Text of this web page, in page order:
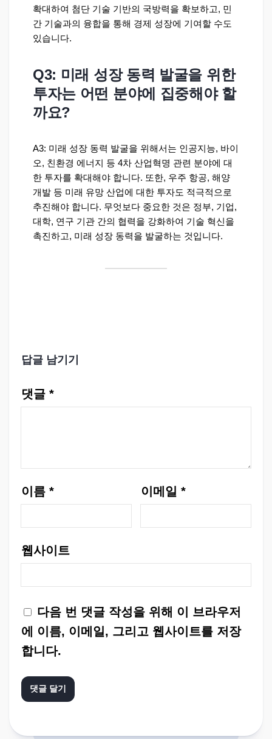
확대하여 첨단 기술 기반의 국방력을 확보하고, 민
간 기술과의 융합을 통해 경제 성장에 기여할 수도
있습니다.
Q3: 미래 성장 동력 발굴을 위한
투자는 어떤 분야에 집중해야 할
까요?
A3: 미래 성장 동력 발굴을 위해서는 인공지능, 바이
오, 친환경 에너지 등 4차 산업혁명 관련 분야에 대
한 투자를 확대해야 합니다. 또한, 우주 항공, 해양
개발 등 미래 유망 산업에 대한 투자도 적극적으로
추진해야 합니다. 무엇보다 중요한 것은 정부, 기업,
대학, 연구 기관 간의 협력을 강화하여 기술 혁신을
촉진하고, 미래 성장 동력을 발굴하는 것입니다.
답글 남기기
댓글 *
이름 * 이메일 *
웹사이트
다음 번 댓글 작성을 위해 이 브라우저
에 이름, 이메일, 그리고 웹사이트를 저장
합니다.